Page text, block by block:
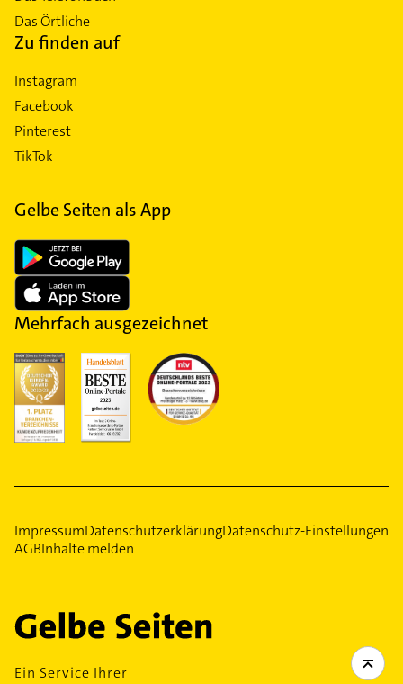
Das Örtliche
Zu finden auf
Instagram
Facebook
Pinterest
TikTok
Gelbe Seiten als App
Mehrfach ausgezeichnet
ImpressumDatenschutzerklärungDatenschutz-Einstellungen
AGBInhalte melden
Ein Service Ihrer